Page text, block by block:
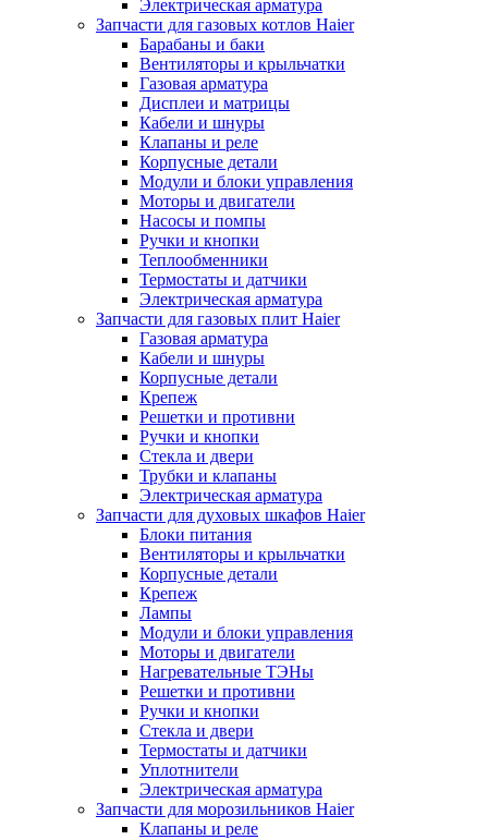
Электрическая арматура
Запчасти для газовых котлов Haier
Барабаны и баки
Вентиляторы и крыльчатки
Газовая арматура
Дисплеи и матрицы
Кабели и шнуры
Клапаны и реле
Корпусные детали
Модули и блоки управления
Моторы и двигатели
Насосы и помпы
Ручки и кнопки
Теплообменники
Термостаты и датчики
Электрическая арматура
Запчасти для газовых плит Haier
Газовая арматура
Кабели и шнуры
Корпусные детали
Крепеж
Решетки и противни
Ручки и кнопки
Стекла и двери
Трубки и клапаны
Электрическая арматура
Запчасти для духовых шкафов Haier
Блоки питания
Вентиляторы и крыльчатки
Корпусные детали
Крепеж
Лампы
Модули и блоки управления
Моторы и двигатели
Нагревательные ТЭНы
Решетки и противни
Ручки и кнопки
Стекла и двери
Термостаты и датчики
Уплотнители
Электрическая арматура
Запчасти для морозильников Haier
Клапаны и реле